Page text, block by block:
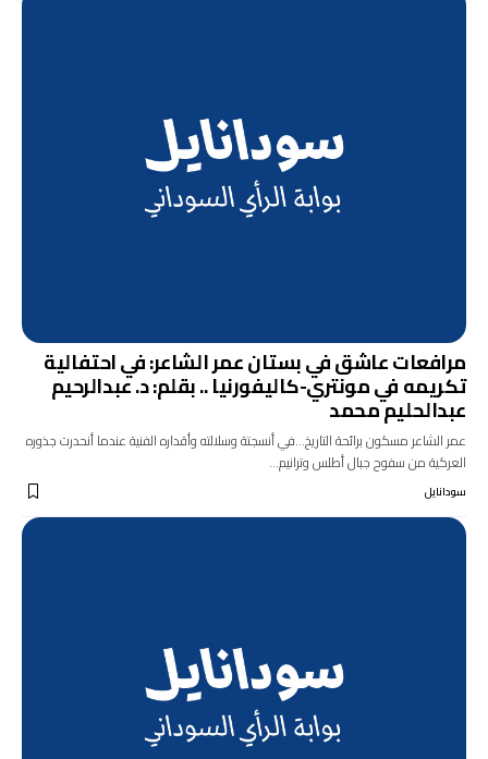
مرافعات عاشق في بستان عمر الشاعر: في احتفالية
تكريمه في مونتري-كاليفورنيا .. بقلم: د. عبدالرحيم
عبدالحليم محمد
عمر الشاعر مسكون برائحة التاريخ...في أنسجتة وسلالته وأقداره الفنية عندما أنحدرت جذوره
العركية من سفوح جبال أطلس وترانيم…
سودانايل